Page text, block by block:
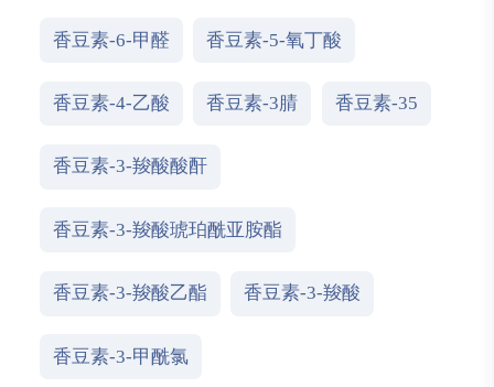
香豆素-6-甲醛 香豆素-5-氧丁酸
香豆素-4-乙酸 香豆素-3腈 香豆素-35
香豆素-3-羧酸酸酐
香豆素-3-羧酸琥珀酰亚胺酯
香豆素-3-羧酸乙酯 香豆素-3-羧酸
香豆素-3-甲酰氯